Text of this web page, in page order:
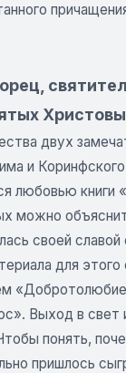
двух
и
любовью
можно
своей
для этого
Выход в
понять,
пришлось